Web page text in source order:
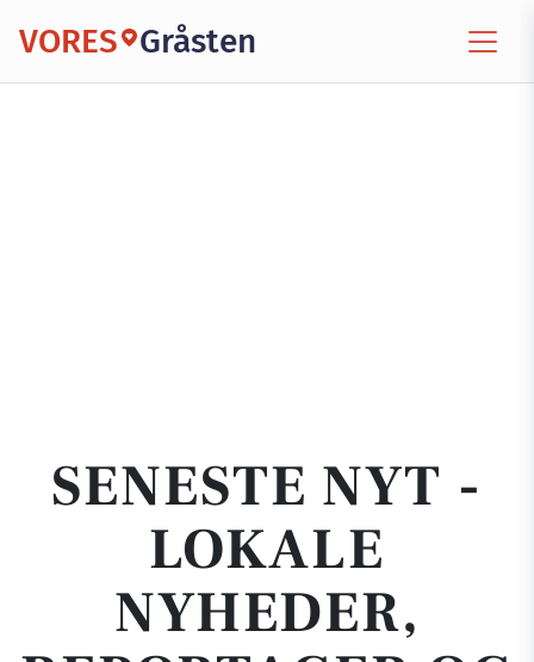
VORES Gråsten
SENESTE NYT -
LOKALE
NYHEDER,